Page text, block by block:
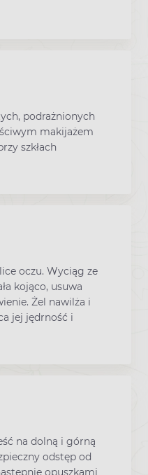
podrażnionych
makijażem
szkłach
oczu. Wyciąg ze
kojąco, usuwa
Żel nawilża i
jej jędrność i
na dolną i górną
odstęp od